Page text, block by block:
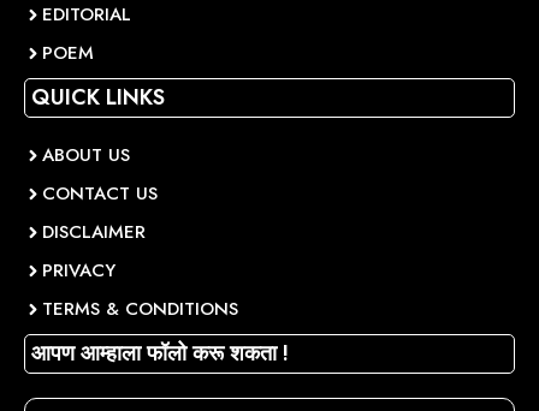
EDITORIAL
POEM
QUICK LINKS
ABOUT US
CONTACT US
DISCLAIMER
PRIVACY
TERMS & CONDITIONS
आपण आम्हाला फॉलो करू शकता !